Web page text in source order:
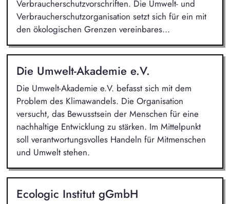
Verbraucherschutzvorschriften. Die Umwelt- und
Verbraucherschutzorganisation setzt sich für ein mit
den ökologischen Grenzen vereinbares...
Die Umwelt-Akademie e.V.
Die Umwelt-Akademie e.V. befasst sich mit dem
Problem des Klimawandels. Die Organisation
versucht, das Bewusstsein der Menschen für eine
nachhaltige Entwicklung zu stärken. Im Mittelpunkt
soll verantwortungsvolles Handeln für Mitmenschen
und Umwelt stehen.
Ecologic Institut gGmbH